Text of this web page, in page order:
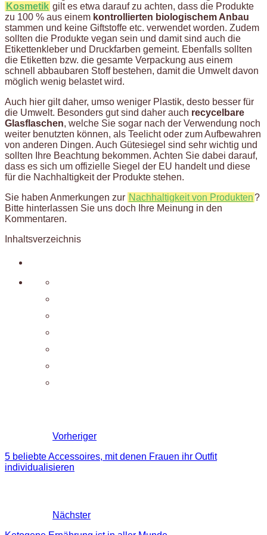
Kosmetik gilt es etwa darauf zu achten, dass die Produkte
zu 100 % aus einem kontrollierten biologischem Anbau
stammen und keine Giftstoffe etc. verwendet worden. Zudem
sollten die Produkte vegan sein und damit sind auch die
Etikettenkleber und Druckfarben gemeint. Ebenfalls sollten
die Etiketten bzw. die gesamte Verpackung aus einem
schnell abbaubaren Stoff bestehen, damit die Umwelt davon
möglich wenig belastet wird.
Auch hier gilt daher, umso weniger Plastik, desto besser für
die Umwelt. Besonders gut sind daher auch recycelbare
Glasflaschen, welche Sie sogar nach der Verwendung noch
weiter benutzten können, als Teelicht oder zum Aufbewahren
von anderen Dingen. Auch Gütesiegel sind sehr wichtig und
sollten Ihre Beachtung bekommen. Achten Sie dabei darauf,
dass es sich um offizielle Siegel der EU handelt und diese
für die Nachhaltigkeit der Produkte stehen.
Sie haben Anmerkungen zur Nachhaltigkeit von Produkten?
Bitte hinterlassen Sie uns doch Ihre Meinung in den
Kommentaren.
Inhaltsverzeichnis
Vorheriger
5 beliebte Accessoires, mit denen Frauen ihr Outfit
individualisieren
Nächster